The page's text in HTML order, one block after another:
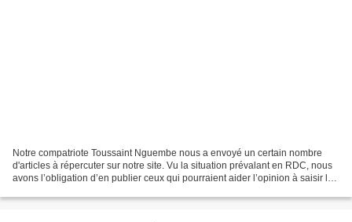
Notre compatriote Toussaint Nguembe nous a envoyé un certain nombre
d'articles à répercuter sur notre site. Vu la situation prévalant en RDC, nous
avons l’obligation d’en publier ceux qui pourraient aider l’opinion à saisir la